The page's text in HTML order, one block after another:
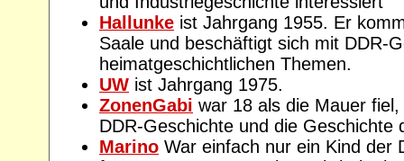
Hallunke ist Jahrgang 1955. Er
Saale und beschäftigt sich mit DDR-
heimatgeschichtlichen Themen.
UW ist Jahrgang 1975.
ZonenGabi war 18 als die Mauer
DDR-Geschichte und die Geschichte
Marino War einfach nur ein Kind der